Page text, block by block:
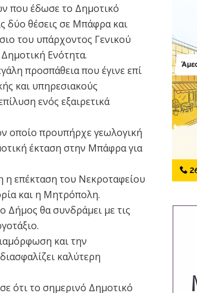
που έδωσε το Δημοτικό
δύο θέσεις σε Μπάφρα και
του υπάρχοντος Γενικού
Ενότητα.
προσπάθεια που έγινε επί
και υπηρεσιακούς
ενός εξαιρετικά
οποίο προυπήρχε γεωλογική
έκταση στην Μπάφρα για
επέκταση του Νεκροταφείου
και η Μητρόπολη.
Δήμος θα συνδράμει με τις
και την
καλύτερη
ότι το σημερινό Δημοτικό